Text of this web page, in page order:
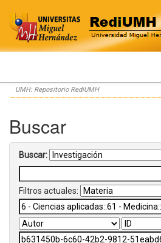
Skip
navigation
UMH: Repositorio RediUMH
Buscar
Buscar:
Filtros actuales: